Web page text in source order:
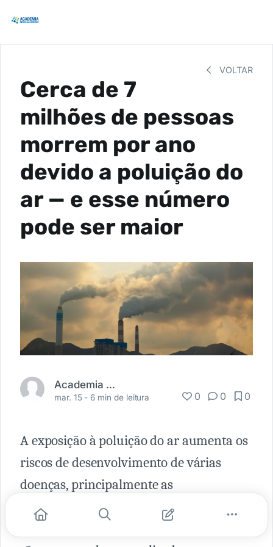
VOLTAR
Cerca de 7
milhões de pessoas
morrem por ano
devido a poluição do
ar — e esse número
pode ser maior
Academia Médica
mar. 15 -6 min de leitura 0 0 0
A exposição à poluição do ar aumenta os
riscos de desenvolvimento de várias
doenças, principalmente as
cardiovasculares, respiratórias e câncer.